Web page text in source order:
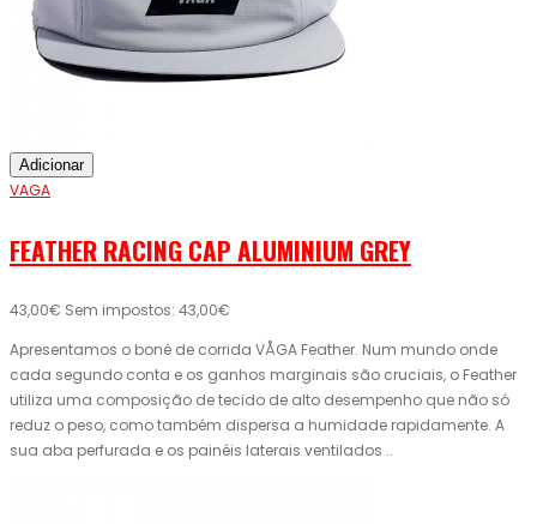
Adicionar
VAGA
FEATHER RACING CAP ALUMINIUM GREY
43,00€ Sem impostos: 43,00€
Apresentamos o boné de corrida VÅGA Feather. Num mundo onde
cada segundo conta e os ganhos marginais são cruciais, o Feather
utiliza uma composição de tecido de alto desempenho que não só
reduz o peso, como também dispersa a humidade rapidamente. A
sua aba perfurada e os painéis laterais ventilados ..